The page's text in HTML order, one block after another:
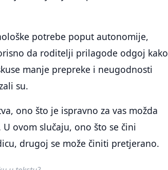
potrebe poput autonomije,
da roditelji prilagode odgoj kako
manje prepreke i neugodnosti
su.
ono što je ispravno za vas možda
ovom slučaju, ono što se čini
drugoj se može činiti pretjerano.